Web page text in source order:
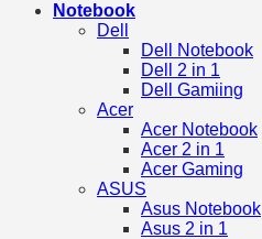
Notebook
Dell
Dell Notebook
Dell 2 in 1
Dell Gamiing
Acer
Acer Notebook
Acer 2 in 1
Acer Gaming
ASUS
Asus Notebook
Asus 2 in 1